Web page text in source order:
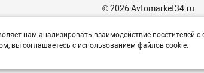
© 2026 Avtomarket34.ru
нам анализировать взаимодействие посетителей с
вы соглашаетесь с использованием файлов cookie.